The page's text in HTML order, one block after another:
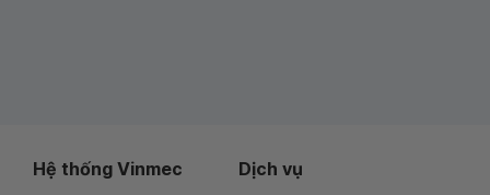
Hệ thống Vinmec Dịch vụ